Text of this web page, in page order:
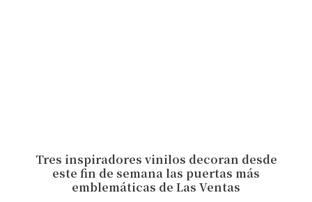
Tres inspiradores vinilos decoran desde
este fin de semana las puertas más
emblemáticas de Las Ventas